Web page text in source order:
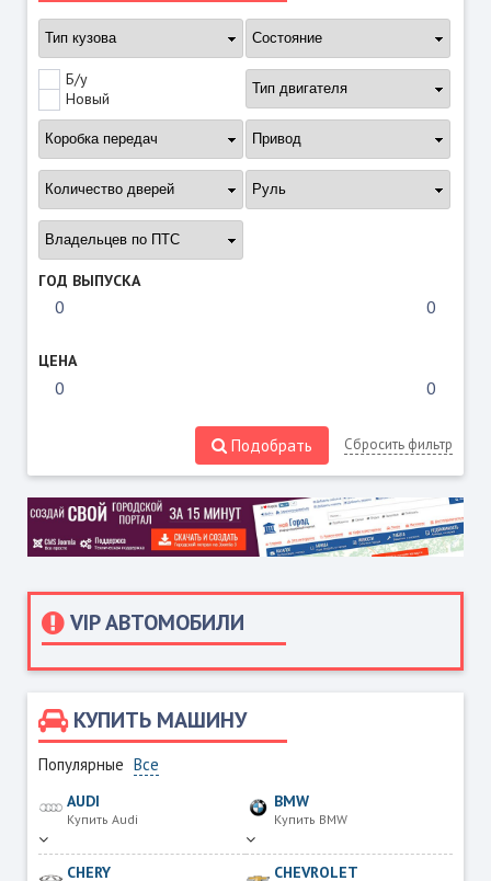
VIP АВТОМОБИЛИ
КУПИТЬ МАШИНУ
Популярные Все
AUDI
Купить Audi
BMW
Купить BMW
CHERY CHEVROLET
Б/у
Новый
ГОД ВЫПУСКА
ЦЕНА
Подобрать Сбросить фильтр